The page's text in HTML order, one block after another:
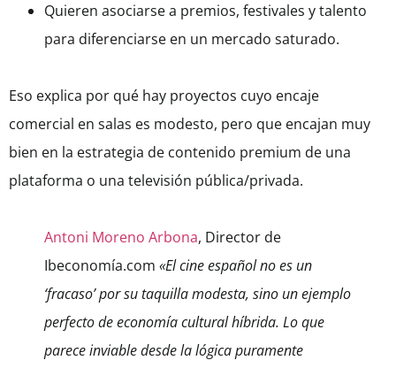
Quieren asociarse a premios, festivales y talento
para diferenciarse en un mercado saturado.
Eso explica por qué hay proyectos cuyo encaje
comercial en salas es modesto, pero que encajan muy
bien en la estrategia de contenido premium de una
plataforma o una televisión pública/privada.
Antoni Moreno Arbona, Director de
Ibeconomía.com «El cine español no es un
‘fracaso’ por su taquilla modesta, sino un ejemplo
perfecto de economía cultural híbrida. Lo que
parece inviable desde la lógica puramente